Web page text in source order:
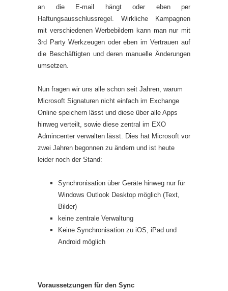
an die E-mail hängt oder eben per
Haftungsausschlussregel. Wirkliche Kampagnen
mit verschiedenen Werbebildern kann man nur mit
3rd Party Werkzeugen oder eben im Vertrauen auf
die Beschäftigten und deren manuelle Änderungen
umsetzen.
Nun fragen wir uns alle schon seit Jahren, warum
Microsoft Signaturen nicht einfach im Exchange
Online speichern lässt und diese über alle Apps
hinweg verteilt, sowie diese zentral im EXO
Admincenter verwalten lässt. Dies hat Microsoft vor
zwei Jahren begonnen zu ändern und ist heute
leider noch der Stand:
Synchronisation über Geräte hinweg nur für
Windows Outlook Desktop möglich (Text,
Bilder)
keine zentrale Verwaltung
Keine Synchronisation zu iOS, iPad und
Android möglich
Voraussetzungen für den Sync